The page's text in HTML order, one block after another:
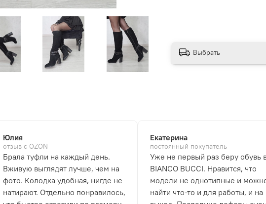
Выбрать
Юлия
отзыв с OZON
Брала туфли на каждый день.
Вживую выглядят лучше, чем на
фото. Колодка удобная, нигде не
натирают. Отдельно понравилось,
Екатерина
постоянный покупатель
Уже не первый раз беру обувь
BIANCO BUCCI. Нравится, что
модели не однотипные и
найти что-то и для работы, и на